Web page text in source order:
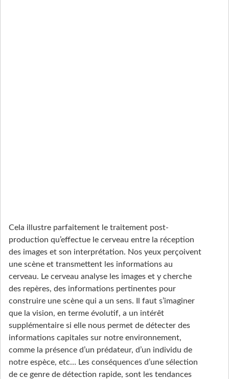
Cela illustre parfaitement le traitement post-
production qu’effectue le cerveau entre la réception
des images et son interprétation. Nos yeux perçoivent
une scène et transmettent les informations au
cerveau. Le cerveau analyse les images et y cherche
des repères, des informations pertinentes pour
construire une scène qui a un sens. Il faut s’imaginer
que la vision, en terme évolutif, a un intérêt
supplémentaire si elle nous permet de détecter des
informations capitales sur notre environnement,
comme la présence d’un prédateur, d’un individu de
notre espèce, etc… Les conséquences d’une sélection
de ce genre de détection rapide, sont les tendances